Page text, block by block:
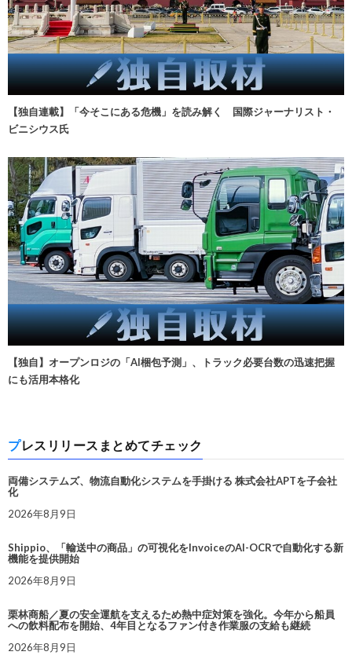
【独自連載】「今そこにある危機」を読み解く 国際ジャーナリスト・
ビニシウス氏
【独自】オープンロジの「AI梱包予測」、トラック必要台数の迅速把握
にも活用本格化
プレスリリースまとめてチェック
両備システムズ、物流自動化システムを手掛ける 株式会社APTを子会社
化
2026年8月9日
Shippio、「輸送中の商品」の可視化をInvoiceのAI-OCRで自動化する新
機能を提供開始
2026年8月9日
栗林商船／夏の安全運航を支えるため熱中症対策を強化。今年から船員
への飲料配布を開始、4年目となるファン付き作業服の支給も継続
2026年8月9日